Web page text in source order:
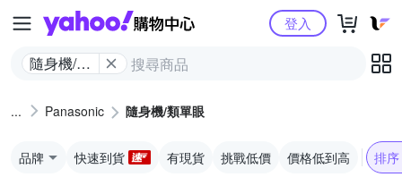
Yahoo購物中心
隨身機/類
登入
Panasonic 隨身機/類單眼
品牌 快速到貨 有現貨 挑戰低價 價格低到高 排序